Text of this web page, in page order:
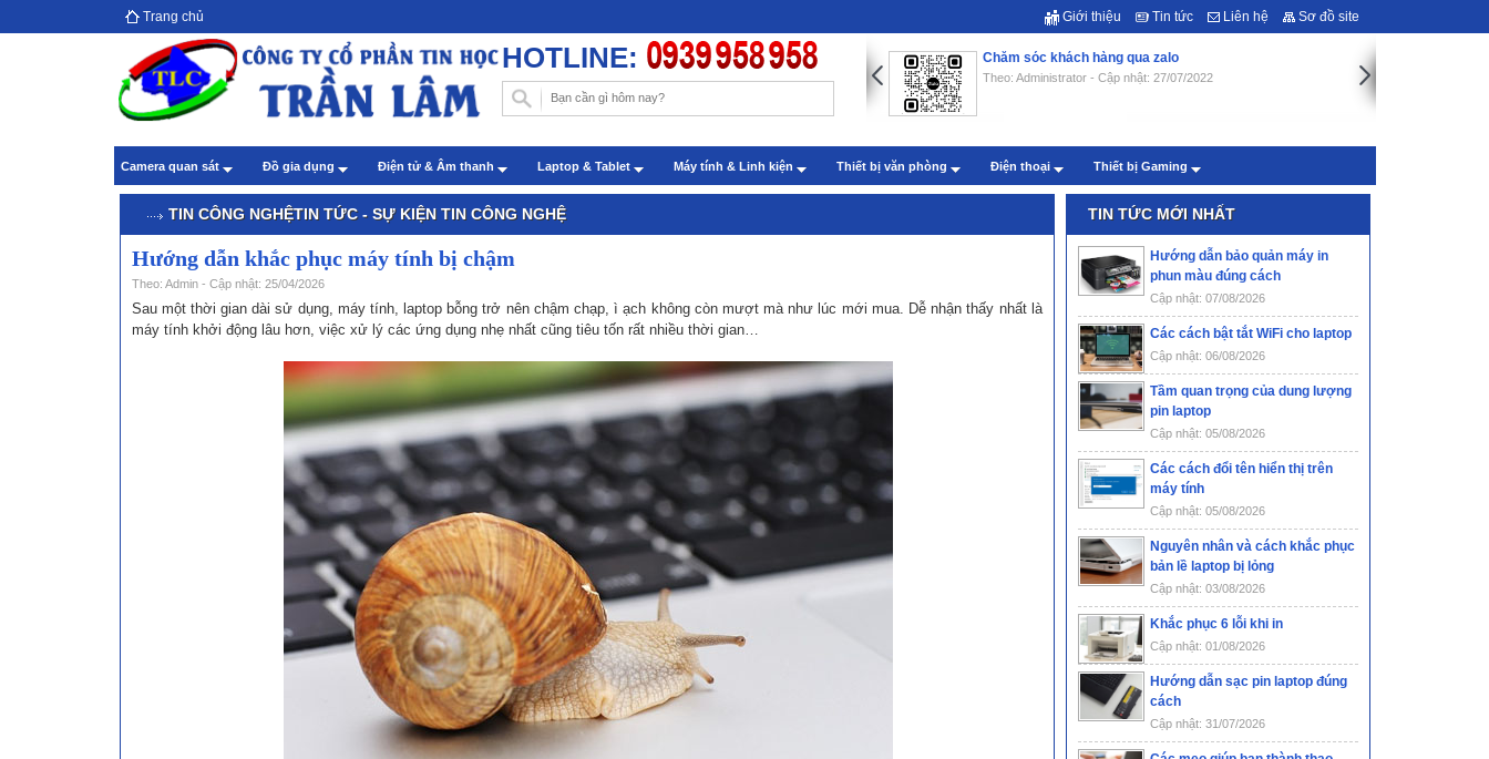
Trang chủ Giới thiệu Tin tức Liên hệ Sơ đồ site
HOTLINE:
Hướng dẫn chèn hình nền trong Word với những thao tác đơn
giản
Theo: Administrator - Cập nhật: 22/07/2019
Chăm sóc khách hàng qua zalo
Theo: Administrator - Cập nhật: 27/07/2022
Chăm sóc khách hàng qua zalo
Theo: Administrator - Cập nhật: 27/07/2022
Camera quan sát Đồ gia dụng Điện tử & Âm thanh Laptop & Tablet Máy tính & Linh kiện Thiết bị văn phòng Điện thoại Thiết bị Gaming
TIN CÔNG NGHỆTIN TỨC - SỰ KIỆN TIN CÔNG NGHỆ
Hướng dẫn khắc phục máy tính bị chậm
Theo: Admin - Cập nhật: 25/04/2026
Sau một thời gian dài sử dụng, máy tính, laptop bỗng trở nên chậm chạp, ì ạch không còn mượt mà như lúc mới mua. Dễ nhận thấy nhất là
máy tính khởi động lâu hơn, việc xử lý các ứng dụng nhẹ nhất cũng tiêu tốn rất nhiều thời gian…
TIN TỨC MỚI NHẤT
Hướng dẫn bảo quản máy in
phun màu đúng cách
Cập nhật: 07/08/2026
Các cách bật tắt WiFi cho laptop
Cập nhật: 06/08/2026
Tầm quan trọng của dung lượng
pin laptop
Cập nhật: 05/08/2026
Các cách đổi tên hiển thị trên
máy tính
Cập nhật: 05/08/2026
Nguyên nhân và cách khắc phục
bản lề laptop bị lỏng
Cập nhật: 03/08/2026
Khắc phục 6 lỗi khi in
Cập nhật: 01/08/2026
Hướng dẫn sạc pin laptop đúng
cách
Cập nhật: 31/07/2026